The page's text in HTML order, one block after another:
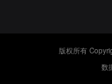
版权所有
数